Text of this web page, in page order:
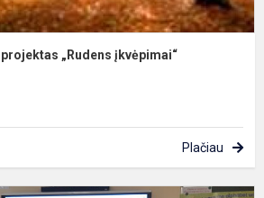
„Rudens įkvėpimai“
Plačiau